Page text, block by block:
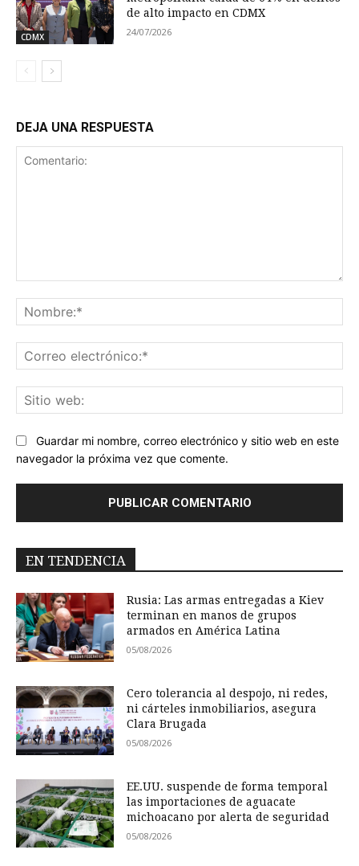
CDMX
de alto impacto en CDMX
24/07/2026
DEJA UNA RESPUESTA
Guardar mi nombre, correo electrónico y sitio web en este
navegador la próxima vez que comente.
EN TENDENCIA
Rusia: Las armas entregadas a Kiev
terminan en manos de grupos
armados en América Latina
05/08/2026
Cero tolerancia al despojo, ni redes,
ni cárteles inmobiliarios, asegura
Clara Brugada
05/08/2026
EE.UU. suspende de forma temporal
las importaciones de aguacate
michoacano por alerta de seguridad
05/08/2026